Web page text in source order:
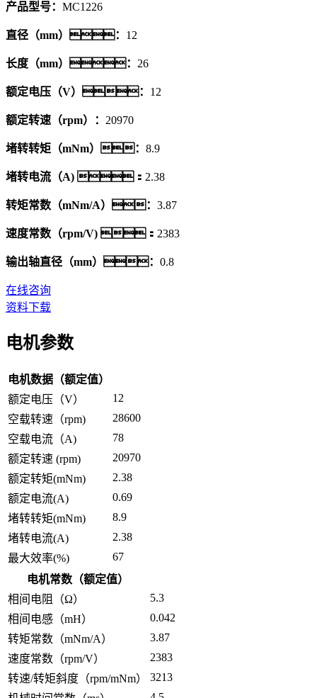
产品型号： MC1226
直径（mm）： 12
长度（mm）： 26
额定电压（V）： 12
额定转速（rpm）： 20970
堵转转矩（mNm）： 8.9
堵转电流（A) ： 2.38
转矩常数（mNm/A）： 3.87
速度常数（rpm/V) ： 2383
输出轴直径（mm）： 0.8
在线咨询
资料下载
电机参数
电机数据（额定值）
额定电压（V）
12
空载转速（rpm)
28600
空载电流（A)
78
额定转速 (rpm)
20970
额定转矩(mNm)
2.38
额定电流(A)
0.69
堵转转矩(mNm)
8.9
堵转电流(A)
2.38
最大效率(%)
67
电机常数（额定值）
相间电阻（Ω）
5.3
相间电感（mH）
0.042
转矩常数（mNm/A）
3.87
速度常数（rpm/V）
2383
转速/转矩斜度（rpm/mNm）
3213